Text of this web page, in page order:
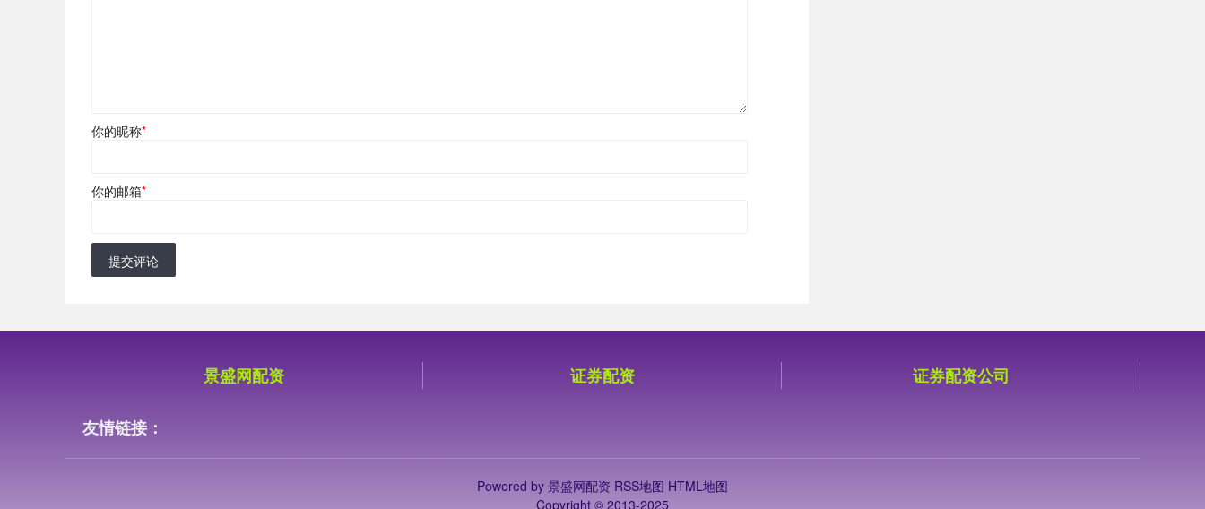
你的昵称*
你的邮箱*
提交评论
景盛网配资 证券配资 证券配资公司
友情链接：
Powered by 景盛网配资 RSS地图 HTML地图
Copyright © 2013-2025